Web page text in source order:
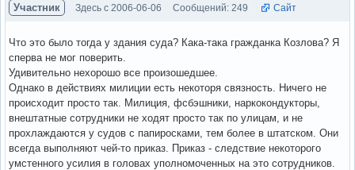
Участник Здесь с 2006-06-06 Сообщений: 249 Сайт
Что это было тогда у здания суда? Кака-така гражданка Козлова? Я
сперва не мог поверить.
Удивительно нехорошо все произошедшее.
Однако в действиях милиции есть некоторя связность. Ничего не
происходит просто так. Милиция, фсбэшники, наркокондукторы,
внештатные сотрудники не ходят просто так по улицам, и не
прохлаждаются у судов с папиросками, тем более в штатском. Они
всегда выполняют чей-то приказ. Приказ - следствие некоторого
умстенного усилия в головах уполномоченных на это сотрудников.